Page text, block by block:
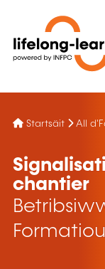
Startsäit All
chantier